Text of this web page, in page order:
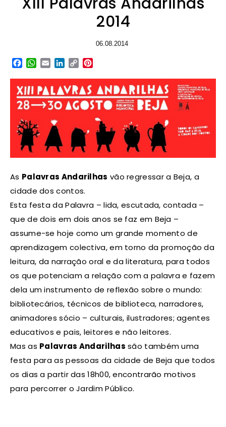
2014
06.08.2014
Facebook
WhatsApp
EmailLinkedIn
Copy
As Palavras Andarilhas vão regressar a Beja, a
cidade dos contos.
Esta festa da Palavra – lida, escutada, contada –
que de dois em dois anos se faz em Beja –
assume-se hoje como um grande momento de
aprendizagem colectiva, em torno da promoção da
leitura, da narração oral e da literatura, para todos
os que potenciam a relação com a palavra e fazem
dela um instrumento de reflexão sobre o mundo:
bibliotecários, técnicos de biblioteca, narradores,
animadores sócio – culturais, ilustradores; agentes
educativos e pais, leitores e não leitores.
Mas as Palavras Andarilhas são também uma
festa para as pessoas da cidade de Beja que todos
os dias a partir das 18h00, encontrarão motivos
para percorrer o Jardim Público.